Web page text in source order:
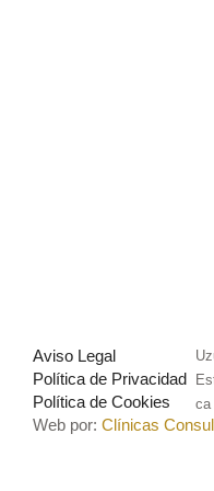
Aviso Legal
Política de Privacidad
Política de Cookies
ca
Web por: Clínicas